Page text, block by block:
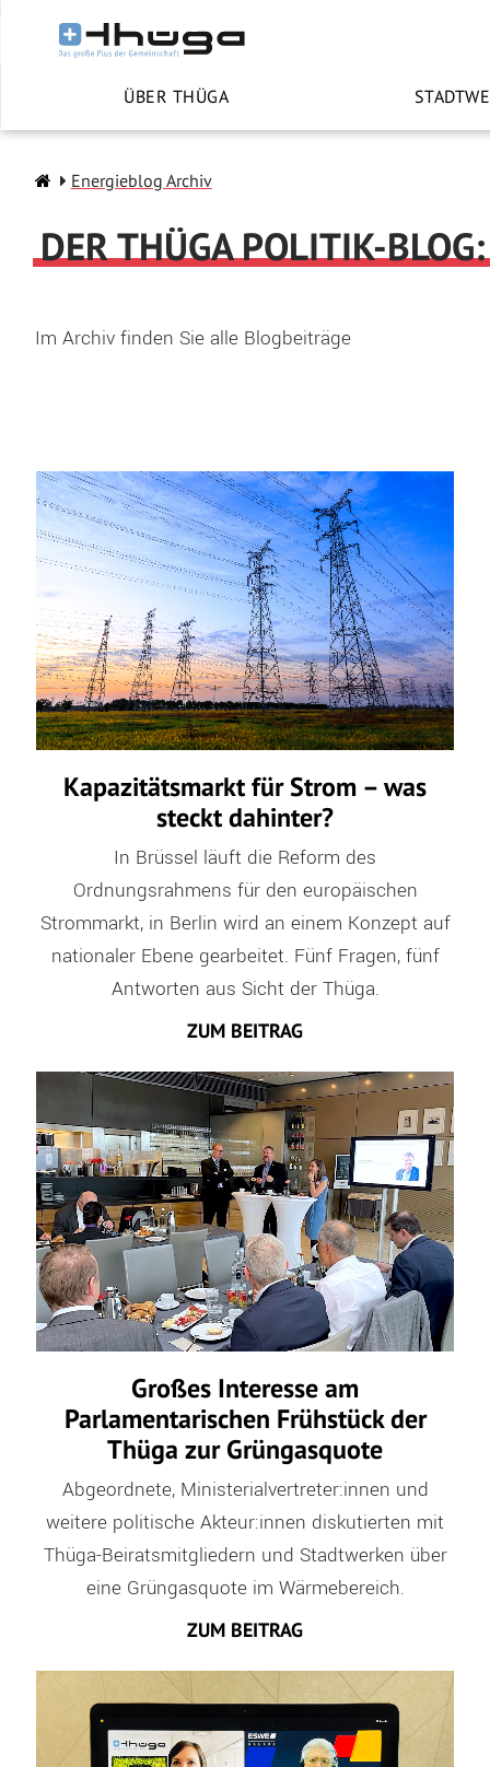
ÜBER THÜGA
Energieblog Archiv
DER THÜGA POLITIK-BLOG:
Im Archiv finden Sie alle Blogbeiträge
Kapazitätsmarkt für Strom – was
steckt dahinter?
In Brüssel läuft die Reform des
Ordnungsrahmens für den europäischen
Strommarkt, in Berlin wird an einem Konzept auf
nationaler Ebene gearbeitet. Fünf Fragen, fünf
Antworten aus Sicht der Thüga.
ZUM BEITRAG
Großes Interesse am
Parlamentarischen Frühstück der
Thüga zur Grüngasquote
Abgeordnete, Ministerialvertreter:innen und
weitere politische Akteur:innen diskutierten mit
Thüga-Beiratsmitgliedern und Stadtwerken über
eine Grüngasquote im Wärmebereich.
ZUM BEITRAG